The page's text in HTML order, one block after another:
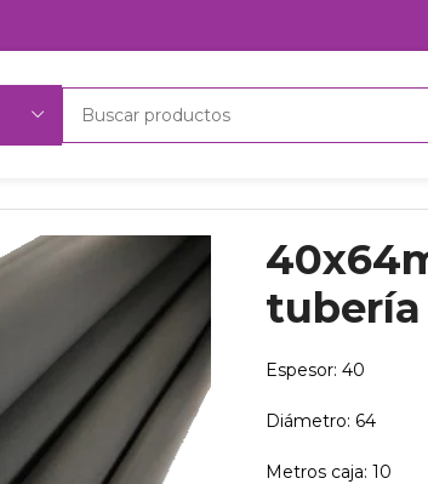
tubería
Espesor: 40
Diámetro: 64
Metros caja: 10